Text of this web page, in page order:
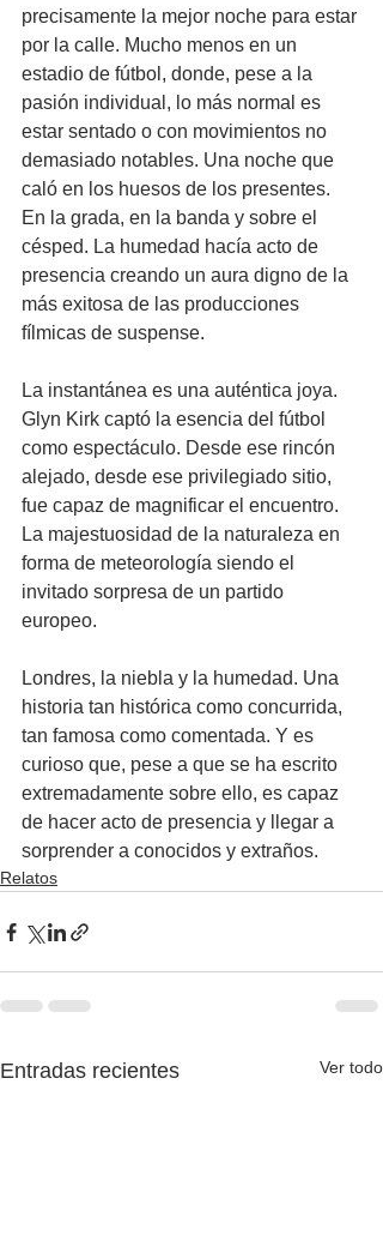
precisamente la mejor noche para estar
por la calle. Mucho menos en un
estadio de fútbol, donde, pese a la
pasión individual, lo más normal es
estar sentado o con movimientos no
demasiado notables. Una noche que
caló en los huesos de los presentes.
En la grada, en la banda y sobre el
césped. La humedad hacía acto de
presencia creando un aura digno de la
más exitosa de las producciones
fílmicas de suspense.
La instantánea es una auténtica joya.
Glyn Kirk captó la esencia del fútbol
como espectáculo. Desde ese rincón
alejado, desde ese privilegiado sitio,
fue capaz de magnificar el encuentro.
La majestuosidad de la naturaleza en
forma de meteorología siendo el
invitado sorpresa de un partido
europeo.
Londres, la niebla y la humedad. Una
historia tan histórica como concurrida,
tan famosa como comentada. Y es
curioso que, pese a que se ha escrito
extremadamente sobre ello, es capaz
de hacer acto de presencia y llegar a
sorprender a conocidos y extraños.
Relatos
Entradas recientes Ver todo